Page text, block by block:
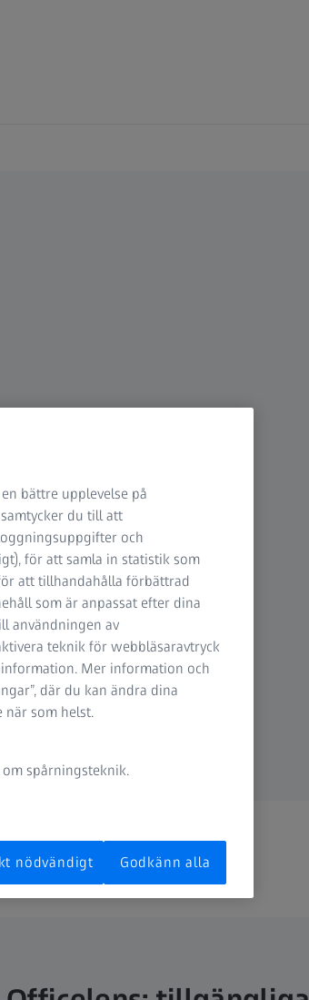
bättre upplevelse på
du till att
och
för att samla in statistik som
att tillhandahålla förbättrad
som är anpassat efter dina
användningen av
teknik för webbläsaravtryck
Mer information och
där du kan ändra dina
när som helst.
spårningsteknik.
nödvändigt Godkänn alla